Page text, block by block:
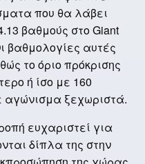
που θα λάβει
βαθμούς στοGiant
βαθμολογίες αυτές
το όριο πρόκρισης
ή ίσο με 160
αγώνισμα ξεχωριστά.
ευχαριστεί για
δίπλα της στην